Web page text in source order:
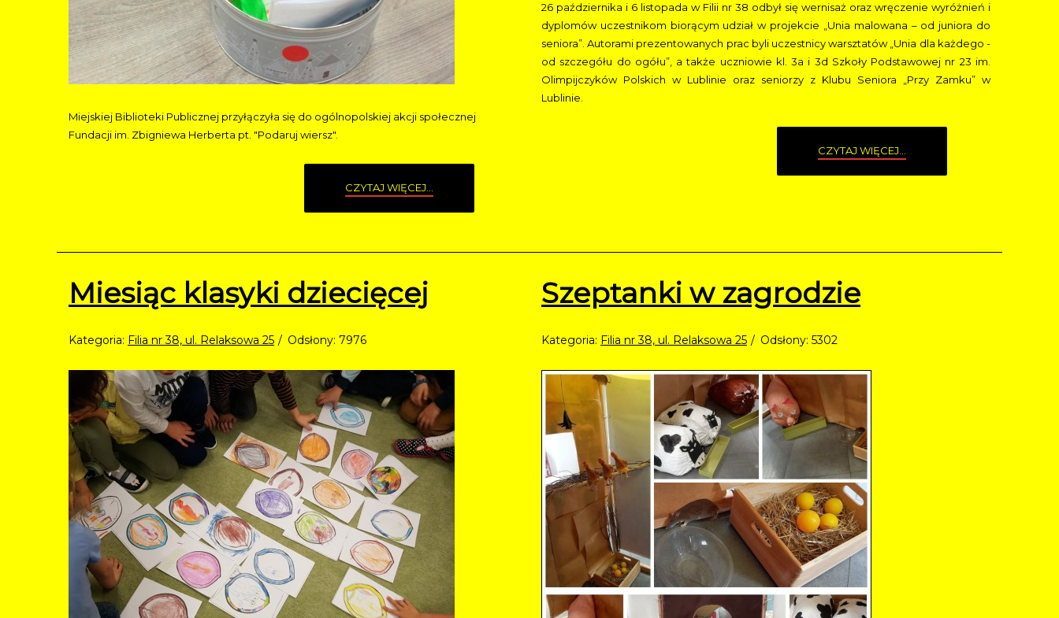
Miejskiej Biblioteki Publicznej przyłączyła się do ogólnopolskiej akcji społecznej
Fundacji im. Zbigniewa Herberta pt. "Podaruj wiersz".
CZYTAJ WIĘCEJ...
26 października i 6 listopada w Filii nr 38 odbył się wernisaż oraz wręczenie wyróżnień i
dyplomów uczestnikom biorącym udział w projekcie „Unia malowana – od juniora do
seniora”. Autorami prezentowanych prac byli uczestnicy warsztatów „Unia dla każdego -
od szczegółu do ogółu”, a także uczniowie kl. 3a i 3d Szkoły Podstawowej nr 23 im.
Olimpijczyków Polskich w Lublinie oraz seniorzy z Klubu Seniora „Przy Zamku” w
Lublinie.
CZYTAJ WIĘCEJ...
Miesiąc klasyki dziecięcej
Kategoria: Filia nr 38, ul. Relaksowa 25 Odsłony: 7976
Szeptanki w zagrodzie
Kategoria: Filia nr 38, ul. Relaksowa 25 Odsłony: 5302